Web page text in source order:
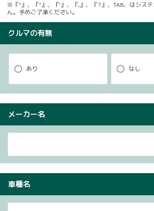
※『”』、『"』、『'』、『,』、『?』、TAB、はシス
ん。予めご了承ください。
クルマの有無
あり なし
メーカー名
車種名